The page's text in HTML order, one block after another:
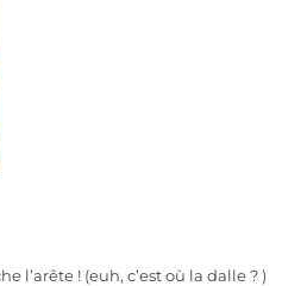
l’arête ! (euh, c’est où la dalle ? )